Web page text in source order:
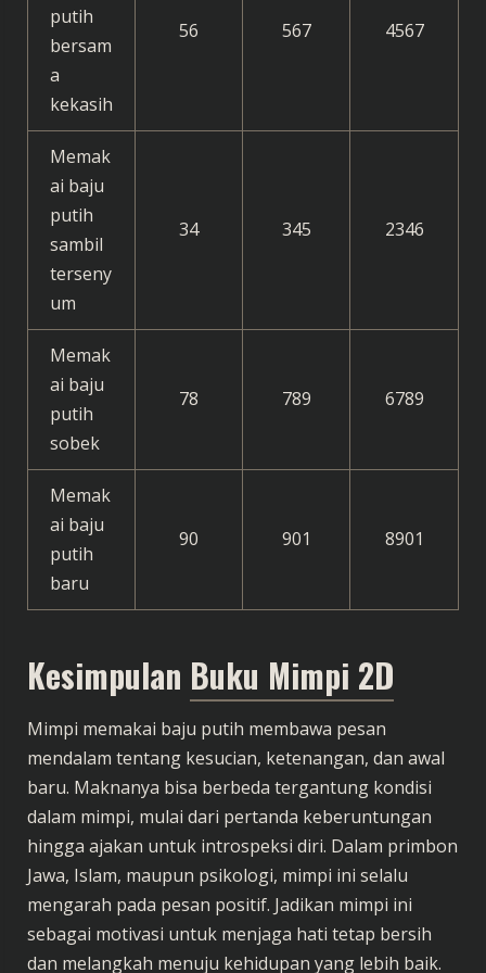
putih
bersam
a
kekasih
56 567 4567
Memak
ai baju
putih
sambil
terseny
um
34 345 2346
Memak
ai baju
putih
sobek
78 789 6789
Memak
ai baju
putih
baru
90 901 8901
Kesimpulan Buku Mimpi 2D
Mimpi memakai baju putih membawa pesan
mendalam tentang kesucian, ketenangan, dan awal
baru. Maknanya bisa berbeda tergantung kondisi
dalam mimpi, mulai dari pertanda keberuntungan
hingga ajakan untuk introspeksi diri. Dalam primbon
Jawa, Islam, maupun psikologi, mimpi ini selalu
mengarah pada pesan positif. Jadikan mimpi ini
sebagai motivasi untuk menjaga hati tetap bersih
dan melangkah menuju kehidupan yang lebih baik.